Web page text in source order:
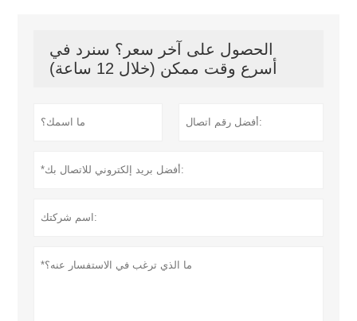
الحصول على آخر سعر؟ سنرد في
أسرع وقت ممكن (خلال 12 ساعة)